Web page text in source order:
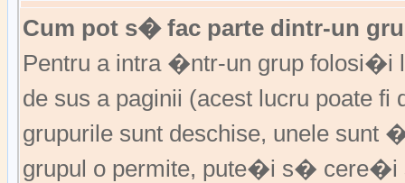
Cum pot s� fac parte dintr-un
Pentru a intra �ntr-un grup folosi�i
de sus a paginii (acest lucru poate
grupurile sunt deschise, unele
grupul o permite, pute�i s�